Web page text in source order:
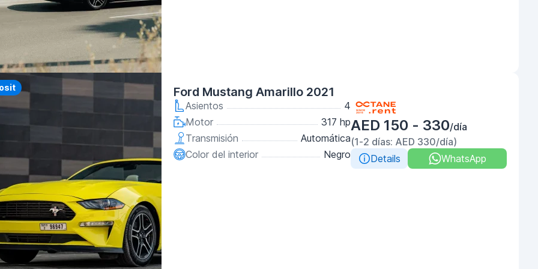
Ford Mustang Amarillo 2021
Asientos
4
Motor
317 hp
Transmisión
Automática
Color del interior
Negro
AED 150 - 330/día
(1-2 días: AED 330/día)
Details
WhatsApp